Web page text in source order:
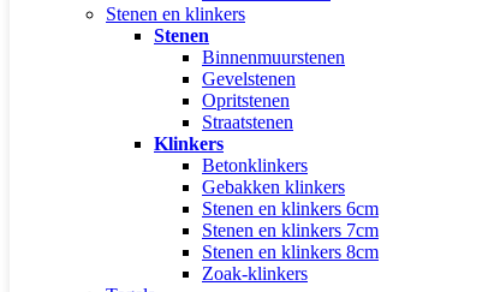
Stenen en klinkers
Stenen
Binnenmuurstenen
Gevelstenen
Opritstenen
Straatstenen
Klinkers
Betonklinkers
Gebakken klinkers
Stenen en klinkers 6cm
Stenen en klinkers 7cm
Stenen en klinkers 8cm
Zoak-klinkers